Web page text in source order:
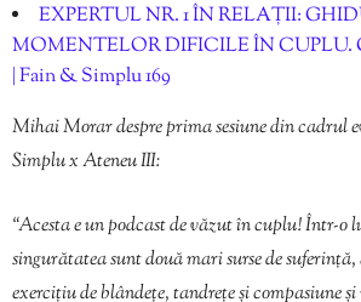
EXPERTUL NR. 1 ÎN RELAȚII:
MOMENTELOR DIFICILE ÎN CUPLU.
| Fain & Simplu 169
Mihai Morar despre prima sesiune din cadrul
Simplu x Ateneu III:
“Acesta e un podcast de văzut în cuplu! Într-o
singurătatea sunt două mari surse de suferință,
exercițiu de blândețe, tandrețe și compasiune